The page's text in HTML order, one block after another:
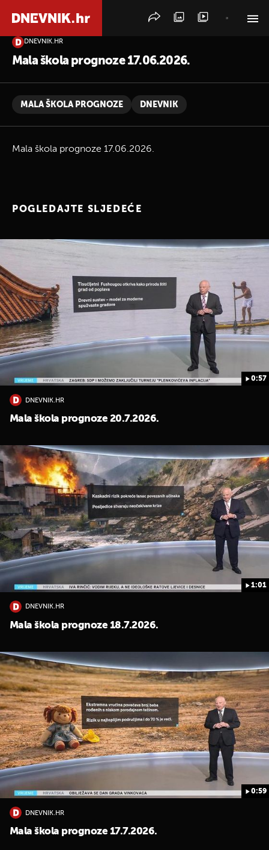
DNEVNIK.HR
Mala škola prognoze 17.06.2026.
MALA ŠKOLA PROGNOZE DNEVNIK
Mala škola prognoze 17.06.2026.
POGLEDAJTE SLJEDEĆE
0:57
DNEVNIK.HR
Mala škola prognoze 20.7.2026.
1:01
DNEVNIK.HR
Mala škola prognoze 18.7.2026.
0:59
DNEVNIK.HR
Mala škola prognoze 17.7.2026.
PRETRAŽITE VIJESTI